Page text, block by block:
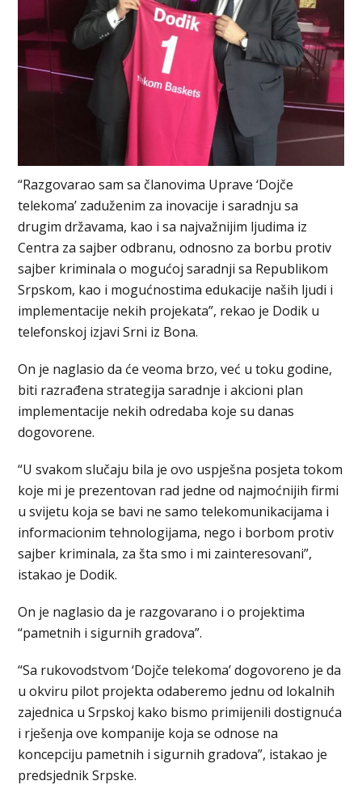
“Razgovarao sam sa članovima Uprave ‘Dojče
telekoma’ zaduženim za inovacije i saradnju sa
drugim državama, kao i sa najvažnijim ljudima iz
Centra za sajber odbranu, odnosno za borbu protiv
sajber kriminala o mogućoj saradnji sa Republikom
Srpskom, kao i mogućnostima edukacije naših ljudi i
implementacije nekih projekata”, rekao je Dodik u
telefonskoj izjavi Srni iz Bona.
On je naglasio da će veoma brzo, već u toku godine,
biti razrađena strategija saradnje i akcioni plan
implementacije nekih odredaba koje su danas
dogovorene.
“U svakom slučaju bila je ovo uspješna posjeta tokom
koje mi je prezentovan rad jedne od najmoćnijih firmi
u svijetu koja se bavi ne samo telekomunikacijama i
informacionim tehnologijama, nego i borbom protiv
sajber kriminala, za šta smo i mi zainteresovani”,
istakao je Dodik.
On je naglasio da je razgovarano i o projektima
“pametnih i sigurnih gradova”.
“Sa rukovodstvom ‘Dojče telekoma’ dogovoreno je da
u okviru pilot projekta odaberemo jednu od lokalnih
zajednica u Srpskoj kako bismo primijenili dostignuća
i rješenja ove kompanije koja se odnose na
koncepciju pametnih i sigurnih gradova”, istakao je
predsjednik Srpske.